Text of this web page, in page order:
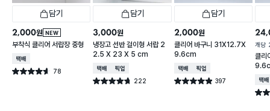
담기
NEW
2,000원
부착식 클리어 서랍장 중형
택배배송
별점 4.6점 78
건 작성
담기
3,000원
냉장고 선반 걸이형 서랍 2
2.5 X 23 X 5 cm
택배배송매장픽업
별점 4.7점 222
건 작성
담기
2,000원
클리어 바구니 31X12.7X
9.6cm
택배배송매장픽업
별점 4.9점 397
건 작성
개당
클리
택배
별점